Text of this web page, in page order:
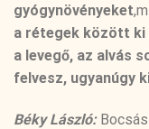
gyógynövényeket
a rétegek között ki
a levegő, az alvás
felvesz, ugyanúgy
Béky László: